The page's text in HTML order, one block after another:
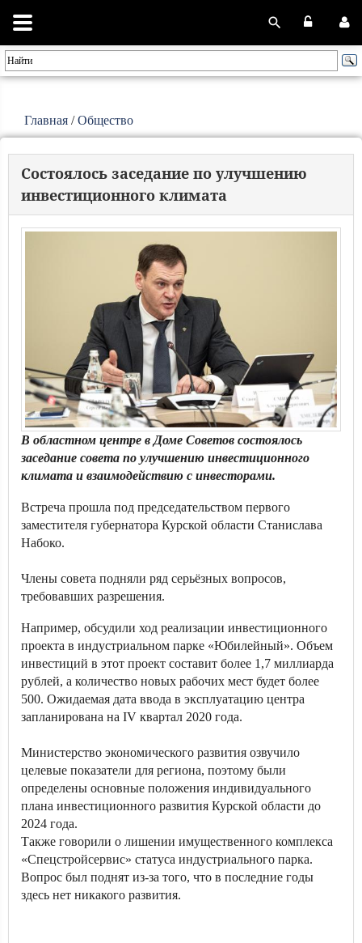
Главная /Общество
Состоялось заседание по улучшению
инвестиционного климата
В областном центре в Доме Советов состоялось
заседание совета по улучшению инвестиционного
климата и взаимодействию с инвесторами.
Встреча прошла под председательством первого
заместителя губернатора Курской области Станислава
Набоко.
Члены совета подняли ряд серьёзных вопросов,
требовавших разрешения.
Например, обсудили ход реализации инвестиционного
проекта в индустриальном парке «Юбилейный». Объем
инвестиций в этот проект составит более 1,7 миллиарда
рублей, а количество новых рабочих мест будет более
500. Ожидаемая дата ввода в эксплуатацию центра
запланирована на IV квартал 2020 года.
Министерство экономического развития озвучило
целевые показатели для региона, поэтому были
определены основные положения индивидуального
плана инвестиционного развития Курской области до
2024 года.
Также говорили о лишении имущественного комплекса
«Спецстройсервис» статуса индустриального парка.
Вопрос был поднят из-за того, что в последние годы
здесь нет никакого развития.